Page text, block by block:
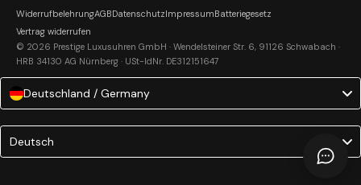
© 2026 Prestige Luxusuhren GmbH · Wendelsteiner Str. 6, 91126 Schwabach ·
HRB 34130 AG Nürnberg · USt-IdNr. DE312151647
WiderrufbelehrungAGBDatenschutzImpressumBatteriegesetz
Vertrag widerrufen
Deutschland / Germany
Language
Deutsch